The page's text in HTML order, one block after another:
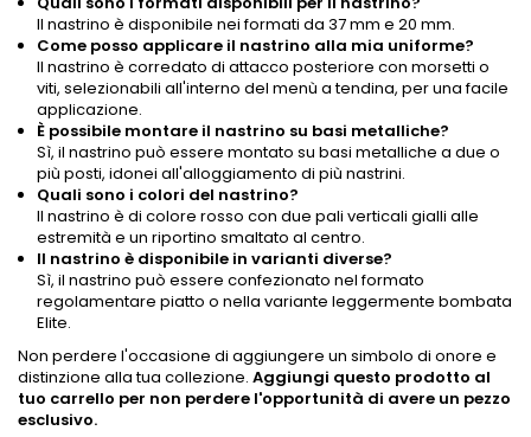
Il nastrino è disponibile nei formati da 37 mm e 20 mm.
Come posso applicare il nastrino alla mia uniforme?
Il nastrino è corredato di attacco posteriore con morsetti o
viti, selezionabili all'interno del menù a tendina, per una facile
applicazione.
È possibile montare il nastrino su basi metalliche?
Sì, il nastrino può essere montato su basi metalliche a due o
più posti, idonei all'alloggiamento di più nastrini.
Quali sono i colori del nastrino?
Il nastrino è di colore rosso con due pali verticali gialli alle
estremità e un riportino smaltato al centro.
Il nastrino è disponibile in varianti diverse?
Sì, il nastrino può essere confezionato nel formato
regolamentare piatto o nella variante leggermente bombata
Elite.
Non perdere l'occasione di aggiungere un simbolo di onore e
distinzione alla tua collezione. Aggiungi questo prodotto al
tuo carrello per non perdere l'opportunità di avere un pezzo
esclusivo.